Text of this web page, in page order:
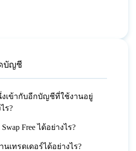
บัญชี
เข้ากับอีกบัญชีที่ใช้งานอยู่
ร?
Free ได้อย่างไร?
เทรดเดอร์ได้อย่างไร?